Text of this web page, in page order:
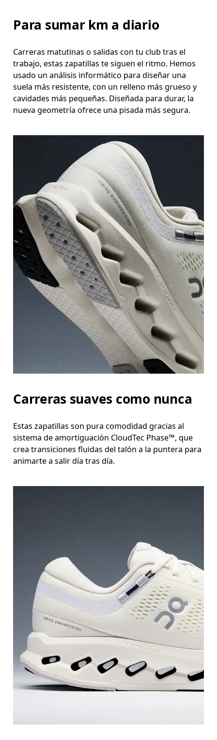
Para sumar km a diario
Carreras matutinas o salidas con tu club tras el
trabajo, estas zapatillas te siguen el ritmo. Hemos
usado un análisis informático para diseñar una
suela más resistente, con un relleno más grueso y
cavidades más pequeñas. Diseñada para durar, la
nueva geometría ofrece una pisada más segura.
Carreras suaves como nunca
Estas zapatillas son pura comodidad gracias al
sistema de amortiguación CloudTec Phase™, que
crea transiciones fluidas del talón a la puntera para
animarte a salir día tras día.